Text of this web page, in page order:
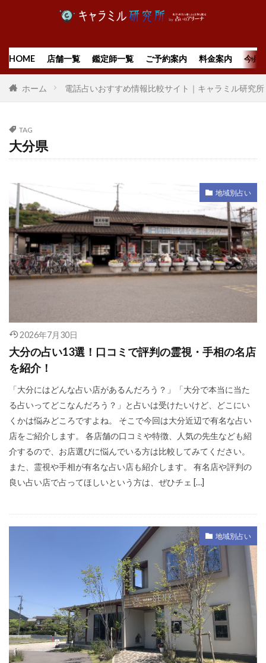
HOME 店舗一覧 鑑定師一覧 ご予約案内 料金案内 今月
ホーム 電話占いおすすめ情報比較サイト｜キャラミル研究所
TAG
大分県
地域別占い
2026年7月30日
大分の占い13選！口コミで評判の霊視・手相の名店
を紹介！
「大分にはどんな占い店があるんだろう？」「大分で本当に当た
る占いってどこなんだろう？」と占いは受けたいけど、どこにい
くかは悩みどころですよね。 そこで今回は大分近辺で有名な占い
店をご紹介します。 各店舗の口コミや特徴、人気の先生なども紹
介するので、お店選びに悩んでいる方は比較してみてください。
また、霊視や手相が有名な占い店も紹介します。 有名店や評判の
良い占い店で占ってほしいという方は、ぜひチェ […]
地域別占い